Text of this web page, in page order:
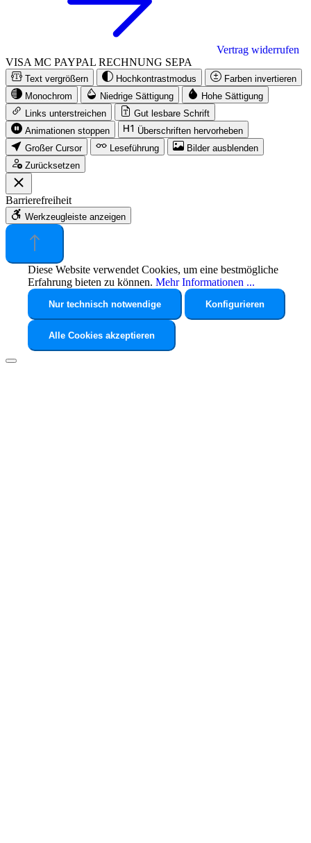
Vertrag widerrufen
VISA MC PAYPAL RECHNUNG SEPA
Text vergrößern Hochkontrastmodus
Farben invertieren
Monochrom
Niedrige Sättigung
Hohe Sättigung
Links unterstreichen
Gut lesbare Schrift
Animationen stoppen
Überschriften hervorheben
Großer Cursor
Leseführung
Bilder ausblenden
Zurücksetzen
Barrierefreiheit
Werkzeugleiste anzeigen
Diese Website verwendet Cookies, um eine bestmögliche
Erfahrung bieten zu können. Mehr Informationen ...
Nur technisch notwendige Konfigurieren
Alle Cookies akzeptieren